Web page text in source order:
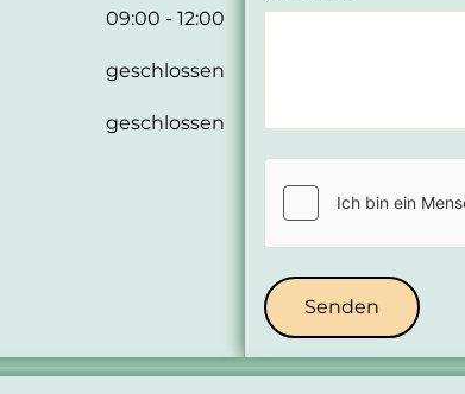
09:00 - 12:00
geschlossen
geschlossen